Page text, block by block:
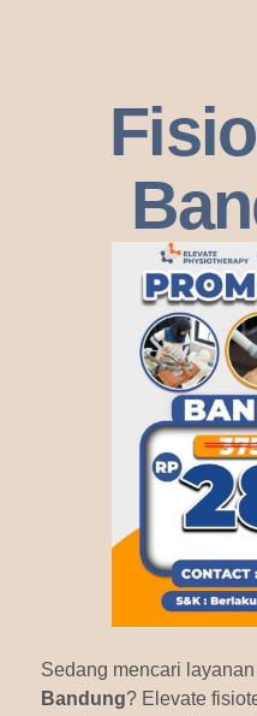
Sedang mencari layanan
Bandung? Elevate